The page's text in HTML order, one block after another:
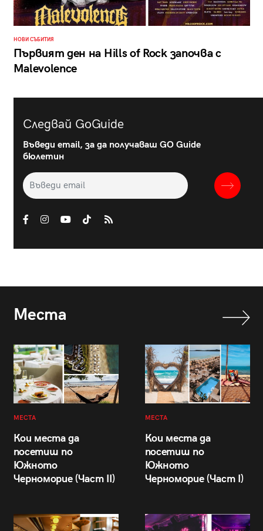
НОВИ СЪБИТИЯ
Първият ден на Hills of Rock започва с
Malevolence
Следвай GoGuide
Въведи email, за да получаваш GO Guide
бюлетин
Места
МЕСТА
Кои места да
посетиш по
Южното
Черноморие (Част II)
МЕСТА
Кои места да
посетиш по
Южното
Черноморие (Част I)